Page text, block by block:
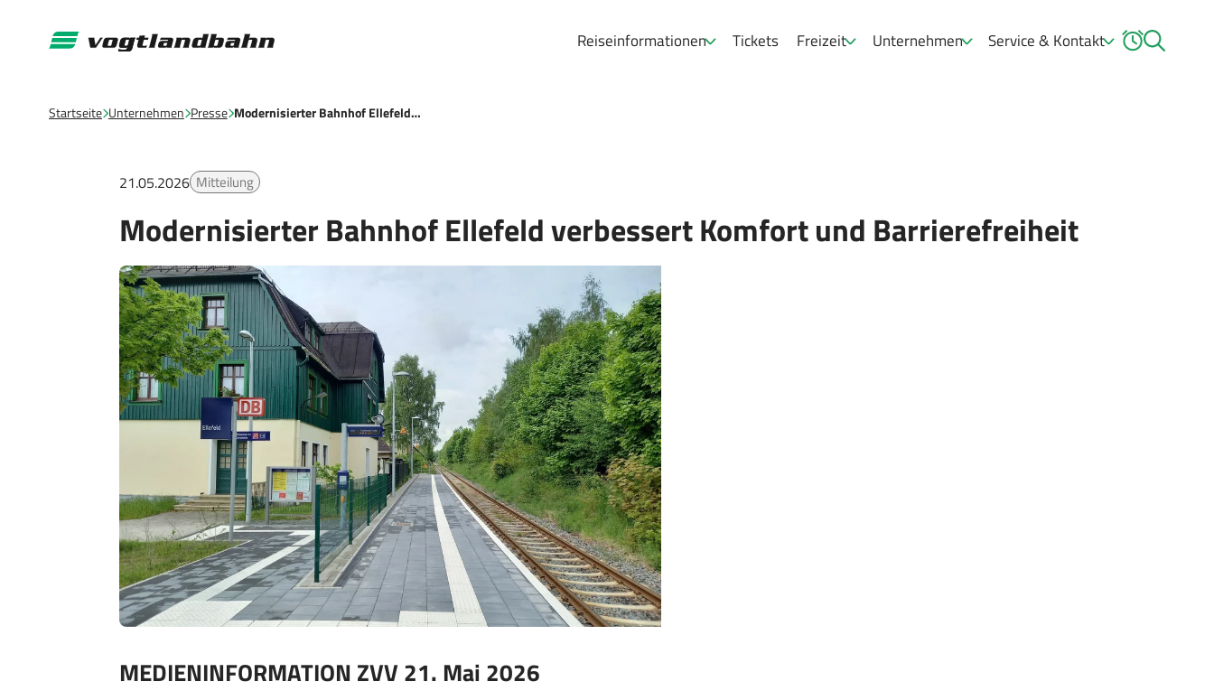
Reiseinformationen Tickets Freizeit Unternehmen Service & Kontakt
Startseite Unternehmen Presse Modernisierter Bahnhof Ellefeld…
21.05.2026 Mitteilung
Modernisierter Bahnhof Ellefeld verbessert Komfort und Barrierefreiheit
MEDIENINFORMATION ZVV 21. Mai 2026